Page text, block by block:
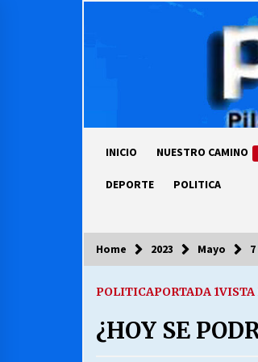
INICIO NUESTRO CAMINO
DEPORTE POLITICA
COLUMNISTA
luz… ¿Y
03/08/2026
Home 2023 Mayo 7
POLITICAPORTADA 1VISTA
¿HOY SE